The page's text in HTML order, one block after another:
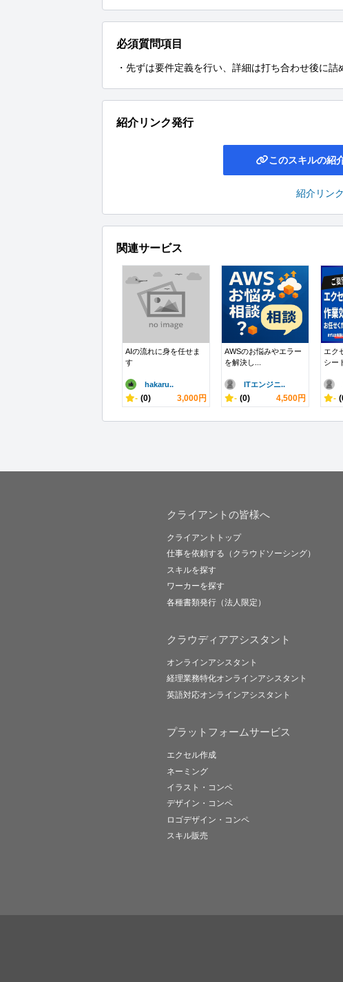
必須質問項目
・先ずは要件定義を行い、詳細は打ち合わせ後に詰
紹介リンク発行
このスキルの紹
紹介リン
関連サービス
AIの流れに身を任せま
す
hakaru..
- (0) 3,000円
AWSのお悩みやエラー
を解決し...
ITエンジニ..
- (0) 4,500円
エク
シー
-
クライアントの皆様へ
クライアントトップ
仕事を依頼する（クラウドソーシング）
スキルを探す
ワーカーを探す
各種書類発行（法人限定）
クラウディアアシスタント
オンラインアシスタント
経理業務特化オンラインアシスタント
英語対応オンラインアシスタント
プラットフォームサービス
エクセル作成
ネーミング
イラスト・コンペ
デザイン・コンペ
ロゴデザイン・コンペ
スキル販売